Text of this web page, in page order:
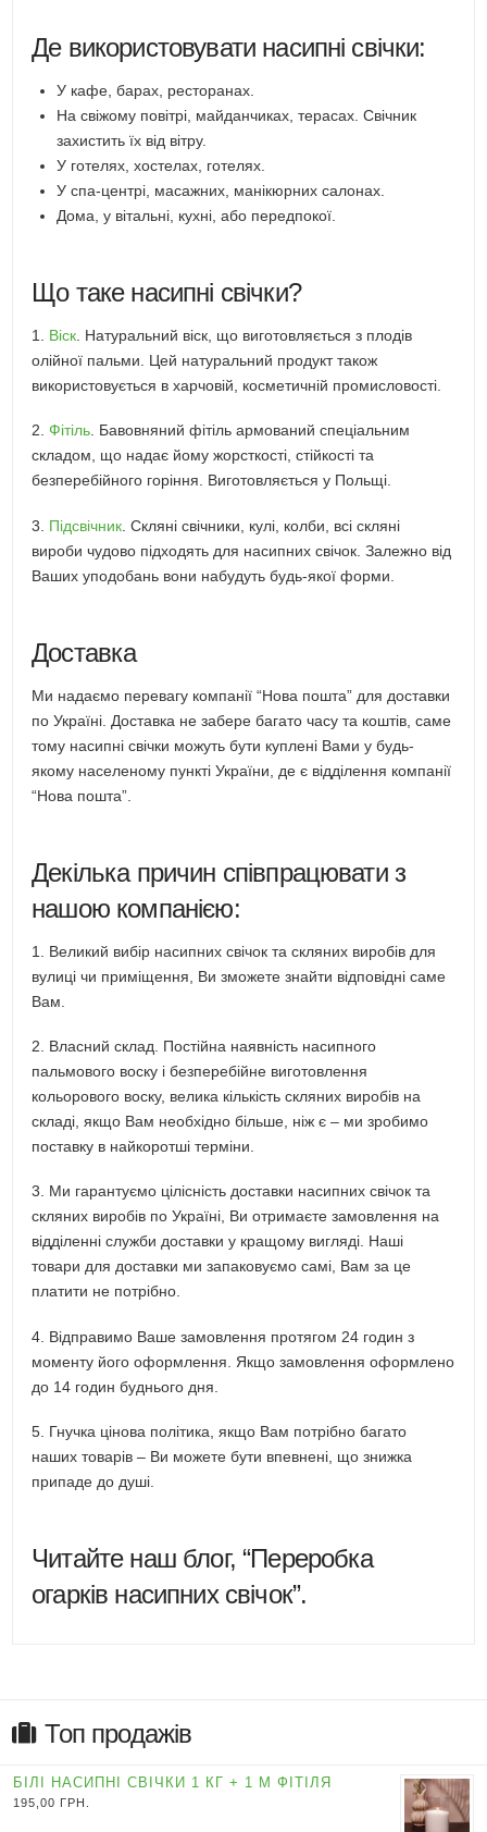
Де використовувати насипні свічки:
У кафе, барах, ресторанах.
На свіжому повітрі, майданчиках, терасах. Свічник
захистить їх від вітру.
У готелях, хостелах, готелях.
У спа-центрі, масажних, манікюрних салонах.
Дома, у вітальні, кухні, або передпокої.
Що таке насипні свічки?
1. Віск . Натуральний віск, що виготовляється з плодів
олійної пальми. Цей натуральний продукт також
використовується в харчовій, косметичній промисловості.
2.Фітіль. Бавовняний фітіль армований спеціальним
складом, що надає йому жорсткості, стійкості та
безперебійного горіння. Виготовляється у Польщі.
3. Підсвічник . Скляні свічники, кулі, колби, всі скляні
вироби чудово підходять для насипних свічок. Залежно від
Ваших уподобань вони набудуть будь-якої форми.
Доставка
Ми надаємо перевагу компанії “Нова пошта” для доставки
по Україні. Доставка не забере багато часу та коштів, саме
тому насипні свічки можуть бути куплені Вами у будь-
якому населеному пункті України, де є відділення компанії
“Нова пошта”.
Декілька причин співпрацювати з
нашою компанією:
1. Великий вибір насипних свічок та скляних виробів для
вулиці чи приміщення, Ви зможете знайти відповідні саме
Вам.
2. Власний склад. Постійна наявність насипного
пальмового воску і безперебійне виготовлення
кольорового воску, велика кількість скляних виробів на
складі, якщо Вам необхідно більше, ніж є – ми зробимо
поставку в найкоротші терміни.
3. Ми гарантуємо цілісність доставки насипних свічок та
скляних виробів по Україні, Ви отримаєте замовлення на
відділенні служби доставки у кращому вигляді. Наші
товари для доставки ми запаковуємо самі, Вам за це
платити не потрібно.
4. Відправимо Ваше замовлення протягом 24 годин з
моменту його оформлення. Якщо замовлення оформлено
до 14 годин буднього дня.
5. Гнучка цінова політика, якщо Вам потрібно багато
наших товарів – Ви можете бути впевнені, що знижка
припаде до душі.
Читайте наш блог, “Переробка
огарків насипних свічок”.
Топ продажів
БІЛІ НАСИПНІ СВІЧКИ 1 КГ + 1 М ФІТІЛЯ
195,00 ГРН.